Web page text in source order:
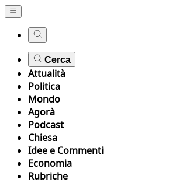
Cerca
Attualità
Politica
Mondo
Agorà
Podcast
Chiesa
Idee e Commenti
Economia
Rubriche